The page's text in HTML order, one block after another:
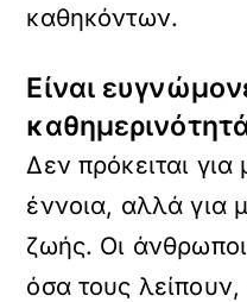
καθηκόντων.
Είναι
Δεν πρόκειται
έννοια, αλλά για
ζωής. Οι
όσα τους λείπουν,